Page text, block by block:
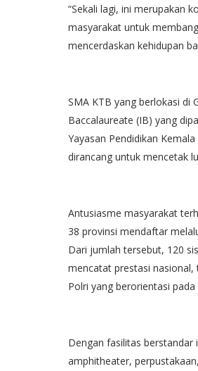
“Sekali lagi, ini merupakan
masyarakat untuk
mencerdaskan kehidupan
SMA KTB yang berlokasi di
Baccalaureate (IB) yang
Yayasan Pendidikan
dirancang untuk mencetak
Antusiasme masyarakat
38 provinsi mendaftar
Dari jumlah tersebut, 120
mencatat prestasi nasional,
Polri yang berorientasi
Dengan fasilitas
amphitheater,